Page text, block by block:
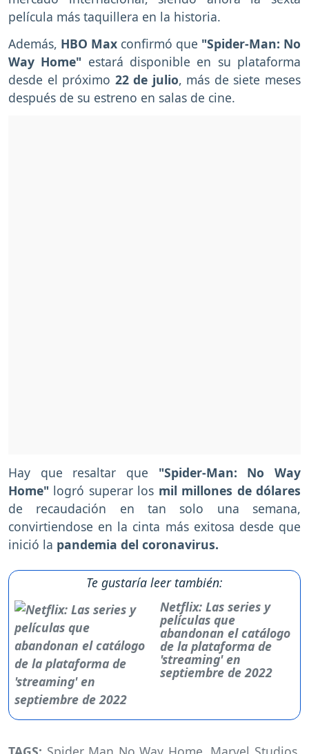
película más taquillera en la historia.
Además, HBO Max confirmó que "Spider-Man: No
Way Home" estará disponible en su plataforma
desde el próximo 22 de julio, más de siete meses
después de su estreno en salas de cine.
Hay que resaltar que "Spider-Man: No Way
Home" logró superar los mil millones de dólares
de recaudación en tan solo una semana,
convirtiendose en la cinta más exitosa desde que
inició la pandemia del coronavirus.
Te gustaría leer también:
Netflix: Las series y
películas que
abandonan el catálogo
de la plataforma de
'streaming' en
septiembre de 2022